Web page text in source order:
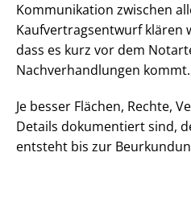
Kommunikation zwischen
Kauf­ver­trags­ent­wurf klären
dass es kurz vor dem
Nach­ver­hand­lun­gen kommt.
Je besser Flächen, Rechte,
Details dokumentiert sind,
entsteht bis zur